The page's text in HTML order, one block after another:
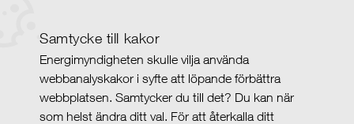
Samtycke till kakor
Energimyndigheten skulle vilja använda
webbanalyskakor i syfte att löpande förbättra
webbplatsen. Samtycker du till det? Du kan när
som helst ändra ditt val. För att återkalla ditt